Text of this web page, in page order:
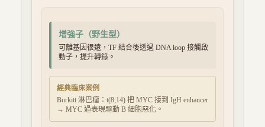
增強子 （野生型）
可離基因很遠，TF 結合後透過 DNA loop 接觸啟
動子，提升轉錄。
經典臨床案例
Burkitt 淋巴瘤：t(8;14) 把 MYC 接到 IgH enhancer
→ MYC 過表現驅動 B 細胞惡化。